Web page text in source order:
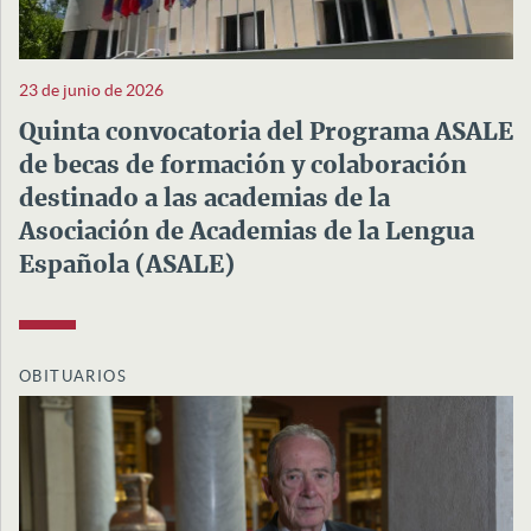
23 de junio de 2026
Quinta convocatoria del Programa ASALE
de becas de formación y colaboración
destinado a las academias de la
Asociación de Academias de la Lengua
Española (ASALE)
OBITUARIOS